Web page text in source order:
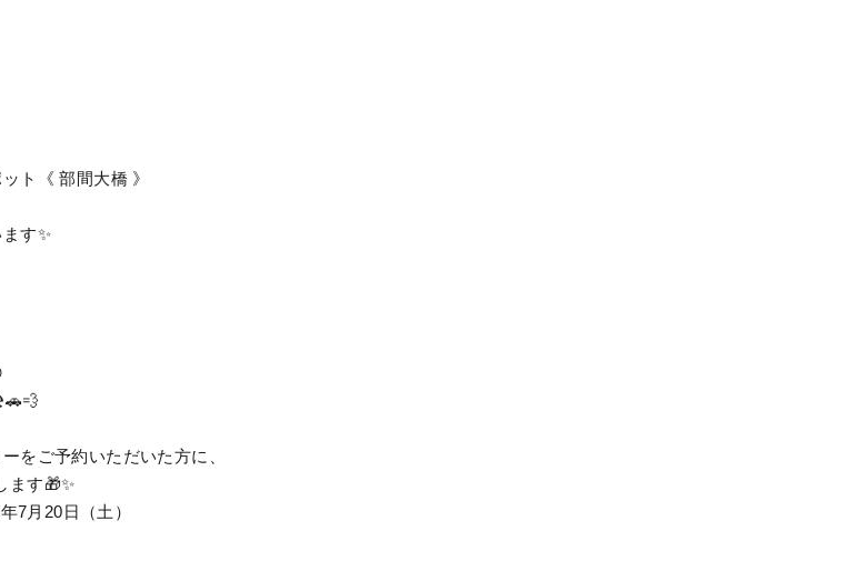
ト《 部間大橋 》
す✨
をご予約いただいた方に、
ます🎁✨
7月20日（土）